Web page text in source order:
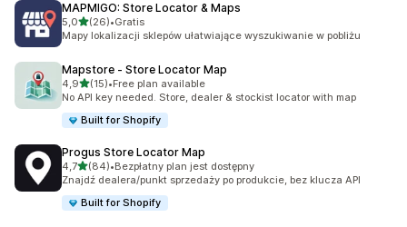
MAPMIGO: Store Locator & Maps
5,0na 5 gwiazdek
(26)
Łączna liczba recenzji: 26
•Gratis
Mapy lokalizacji sklepów ułatwiające wyszukiwanie w pobliżu
Mapstore ‑ Store Locator Map
4,9na 5 gwiazdek
(15)
Łączna liczba recenzji: 15
•Free plan available
No API key needed. Store, dealer & stockist locator with map
Built for Shopify
Progus Store Locator Map
4,7na 5 gwiazdek
(84)
Łączna liczba recenzji: 84
•Bezpłatny plan jest dostępny
Znajdź dealera/punkt sprzedaży po produkcie, bez klucza API
Built for Shopify